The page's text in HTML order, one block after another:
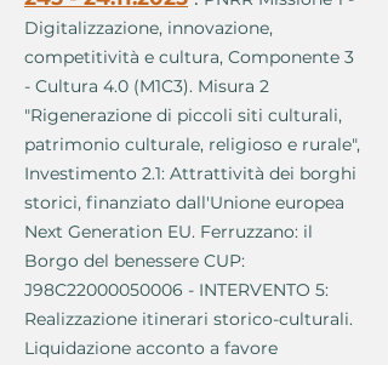
Digitalizzazione, innovazione,
competitività e cultura, Componente 3
- Cultura 4.0 (M1C3). Misura 2
"Rigenerazione di piccoli siti culturali,
patrimonio culturale, religioso e rurale",
Investimento 2.1: Attrattività dei borghi
storici, finanziato dall'Unione europea
Next Generation EU. Ferruzzano: il
Borgo del benessere CUP:
J98C22000050006 - INTERVENTO 5:
Realizzazione itinerari storico-culturali.
Liquidazione acconto a favore